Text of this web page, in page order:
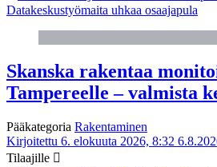
Datakeskustyömaita uhkaa osaajapula
Skanska rakentaa
Tampereelle – valmista
Pääkategoria Rakentaminen
Kirjoitettu 6. elokuuta 2026, 8:32
Tilaajille